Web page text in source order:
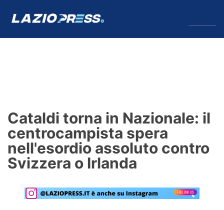
Formello
Infortuni
Primavera
Calciomercato
Cataldi torna in Nazionale: il
centrocampista spera
nell'esordio assoluto contro
Svizzera o Irlanda